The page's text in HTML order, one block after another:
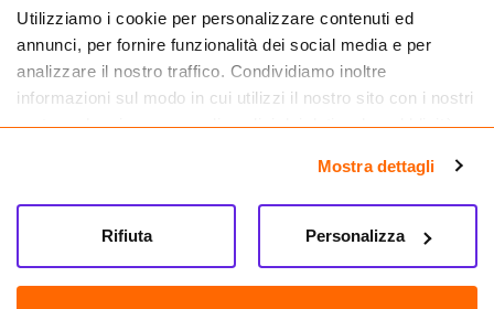
Utilizziamo i cookie per personalizzare contenuti ed
annunci, per fornire funzionalità dei social media e per
analizzare il nostro traffico. Condividiamo inoltre
informazioni sul modo in cui utilizzi il nostro sito con i nostri
partner che si occupano di analisi dei dati web, pubblicità e
informazioni che hai fornito loro o che hanno raccolto dal
tuo utilizzo dei loro servizi.
Mostra dettagli
Personalizza
Rifiuta
Farma.it S.a.s. P. IVA 07417261216 REA: NA-884088
CREDITS